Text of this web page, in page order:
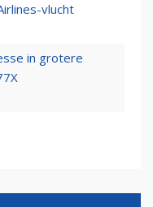
vlucht
in grotere